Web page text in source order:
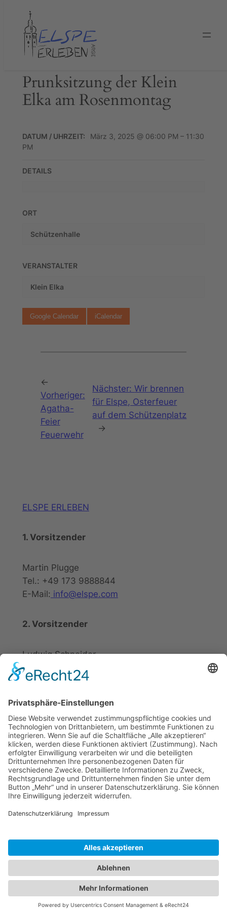
springen
Prunksitzung der Klein
Elka am Rosenmontag
DATUM / UHRZEIT:
März 3, 2025 @ 06:00 PM – 11:30
PM
DETAILS
ORT
Schützenhalle
VERANSTALTER
Klein Elka
Google Calendar iCalendar
←
Vorheriger:
Agatha-
Feier
Feuerwehr
Nächster:Wir brennen
für Elspe, Osterfeuer
auf dem Schützenplatz
→
ELSPE ERLEBEN
1. Vorsitzender
Martin Plugge
Tel.: +49 173 9888844
E-Mail: info@elspe.com
2. Vorsitzender
Ludwig Schneider
Tel.: +49 2721 20800
E-Mail:info@elspe.com
Kontakt
Arbeitsgemeinschaft für
örtliche Belange e. V.
ARGE Elspe
Quellengrund 6
Datenschutzerklärung
Impressum
Kontakt
Download
Erstellt ohne Kaffee durch.netperfection